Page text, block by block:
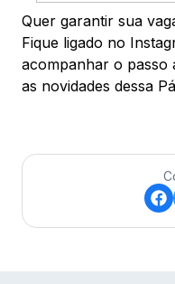
Quer garantir sua
Fique ligado no
acompanhar o passo
as novidades dessa